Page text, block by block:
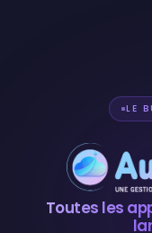
LE
Toutes les